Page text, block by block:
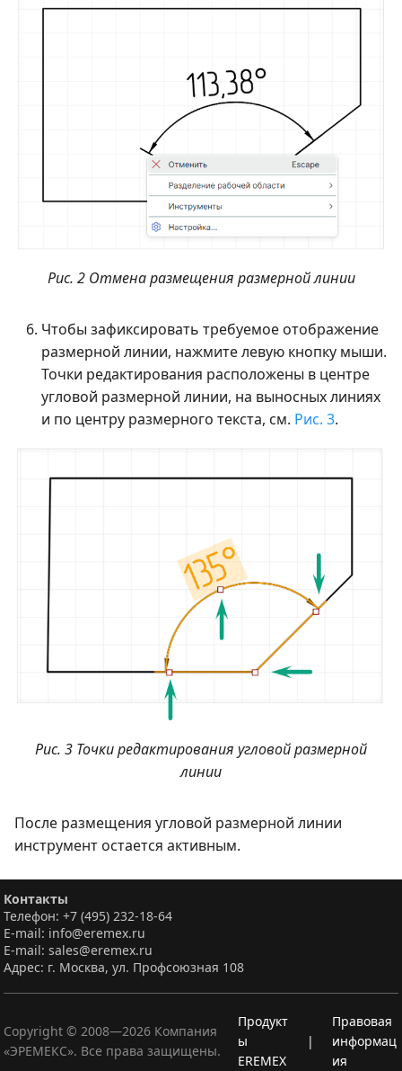
Рис. 2 Отмена размещения размерной линии
Чтобы зафиксировать требуемое отображение
размерной линии, нажмите левую кнопку мыши.
Точки редактирования расположены в центре
угловой размерной линии, на выносных линиях
и по центру размерного текста, см. Рис. 3.
Рис. 3 Точки редактирования угловой размерной
линии
После размещения угловой размерной линии
инструмент остается активным.
Контакты
Телефон: +7 (495) 232-18-64
E-mail: info@eremex.ru
E-mail: sales@eremex.ru
Адрес: г. Москва, ул. Профсоюзная 108
Copyright © 2008—2026 Компания
«ЭРЕМЕКС». Все права защищены.
Продукт
ы
EREMEX
|
Правовая
информац
ия